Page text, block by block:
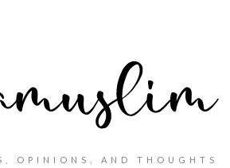
OPINIONS, AND THOUGHTS